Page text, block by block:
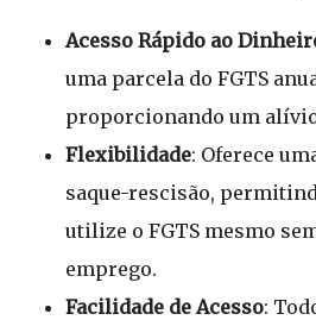
Acesso Rápido ao
uma parcela do FGTS
proporcionando um
Flexibilidade: Oferece
saque-rescisão,
utilize o FGTS mesmo
emprego.
Facilidade de Acesso: